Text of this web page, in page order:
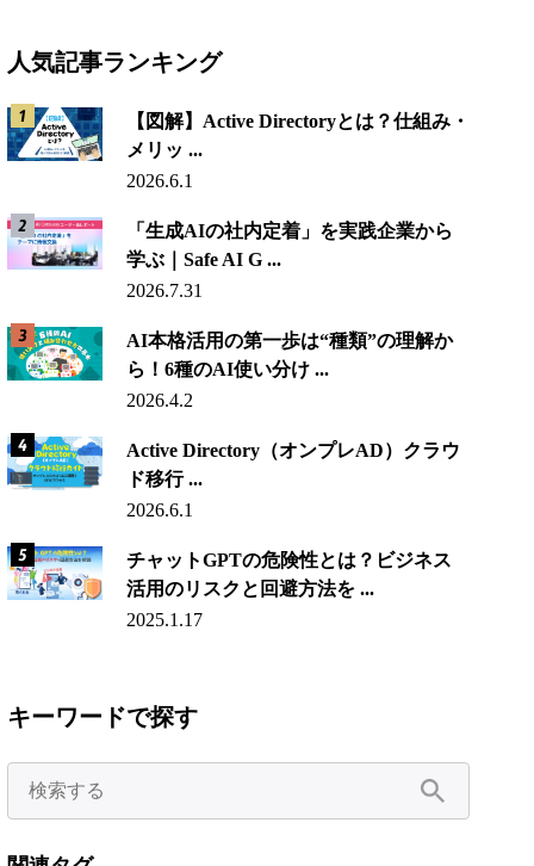
人気記事ランキング
【図解】Active Directoryとは？仕組み・
メリッ ...
2026.6.1
「生成AIの社内定着」を実践企業から
学ぶ｜Safe AI G ...
2026.7.31
AI本格活用の第一歩は“種類”の理解か
ら！6種のAI使い分け ...
2026.4.2
Active Directory（オンプレAD）クラウ
ド移行 ...
2026.6.1
チャットGPTの危険性とは？ビジネス
活用のリスクと回避方法を ...
2025.1.17
キーワードで探す